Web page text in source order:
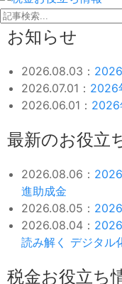
お知らせ
2026.08.03：
2026.07.01： 2026
2026.06.01： 2026
最新のお役立
2026.08.06：
進助成金
2026.08.05：
2026.08.04：
読み解く デジタル
税金お役立ち